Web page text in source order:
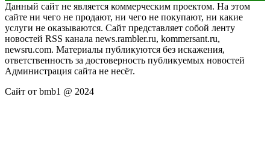
Данный сайт не является коммерческим проектом. На этом
сайте ни чего не продают, ни чего не покупают, ни какие
услуги не оказываются. Сайт представляет собой ленту
новостей RSS канала news.rambler.ru, kommersant.ru,
newsru.com. Материалы публикуются без искажения,
ответственность за достоверность публикуемых новостей
Администрация сайта не несёт.
Сайт от bmb1 @ 2024